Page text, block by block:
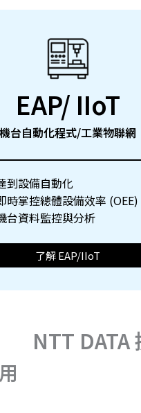
EAP/ IIoT
機台自動化程式/工業物聯網
到設備自動化
時掌控總體設備效率 (OEE)
台資料監控與分析
了解 EAP/IIoT
NTT